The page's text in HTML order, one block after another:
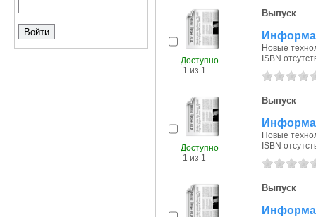
Доступно
1 из 1
Выпуск
Новые
ISBN
Доступно
1 из 1
Выпуск
Новые
ISBN
Выпуск